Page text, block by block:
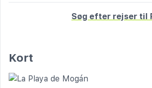
Søg efter rejser til
Kort